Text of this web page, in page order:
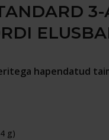
3-
hapendatud
g)